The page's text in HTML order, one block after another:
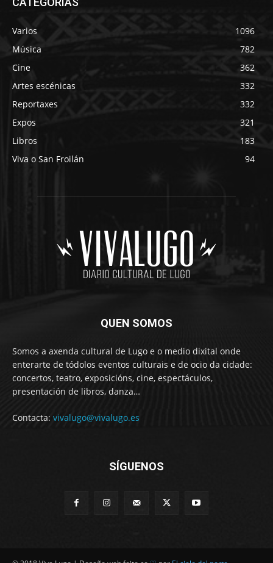
Varios
1096
Música
782
Cine
362
Artes escénicas
332
Reportaxes
332
Expos
321
Libros
183
Viva o San Froilán
94
QUEN SOMOS
Somos a axenda cultural de Lugo e o medio dixital onde
enterarte de tódolos eventos culturais e de ocio da cidade:
concertos, teatro, exposicións, cine, espectáculos,
presentación de libros, danza…
Contacta: vivalugo@vivalugo.es
SÍGUENOS